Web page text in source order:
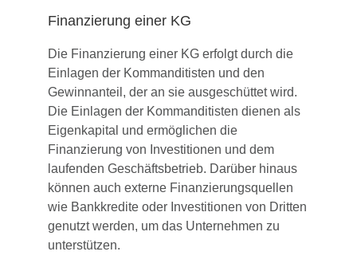
Finanzierung einer KG
Die Finanzierung einer KG erfolgt durch die
Einlagen der Kommanditisten und den
Gewinnanteil, der an sie ausgeschüttet wird.
Die Einlagen der Kommanditisten dienen als
Eigenkapital und ermöglichen die
Finanzierung von Investitionen und dem
laufenden Geschäftsbetrieb. Darüber hinaus
können auch externe Finanzierungsquellen
wie Bankkredite oder Investitionen von Dritten
genutzt werden, um das Unternehmen zu
unterstützen.